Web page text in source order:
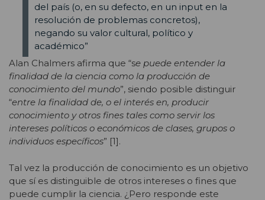
del país (o, en su defecto, en un input en la
resolución de problemas concretos),
negando su valor cultural, político y
académico”
Alan Chalmers afirma que “se puede entender la
finalidad de la ciencia como la producción de
conocimiento del mundo”, siendo posible distinguir
“entre la finalidad de, o el interés en, producir
conocimiento y otros fines tales como servir los
intereses políticos o económicos de clases, grupos o
individuos específicos” [1].
Tal vez la producción de conocimiento es un objetivo
que sí es distinguible de otros intereses o fines que
puede cumplir la ciencia. ¿Pero responde este